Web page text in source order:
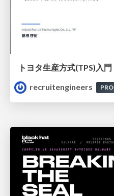
トヨタ⽣産⽅式(TPS)⼊⾨
recruitengineers
PRO